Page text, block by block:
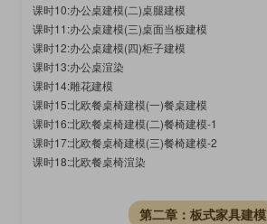
课时10:办公桌建模(二)桌腿建模
课时11:办公桌建模(三)桌面当板建模
课时12:办公桌建模(四)柜子建模
课时13:办公桌渲染
课时14:雕花建模
课时15:北欧餐桌椅建模(一)餐桌建模
课时16:北欧餐桌椅建模(二)餐椅建模-1
课时17:北欧餐桌椅建模(三)餐椅建模-2
课时18:北欧餐桌椅渲染
第二章：板式家具建模